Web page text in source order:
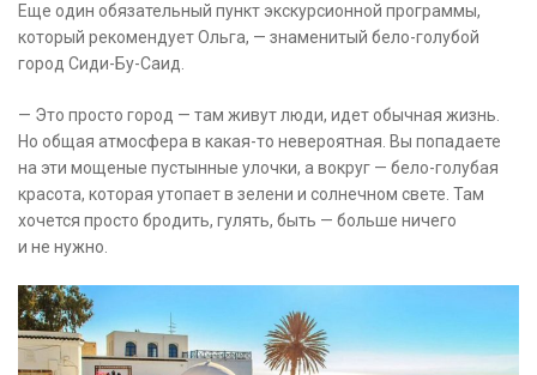
Еще один обязательный пункт экскурсионной программы,
который рекомендует Ольга, — знаменитый бело-голубой
город Сиди-Бу-Саид.
— Это просто город — там живут люди, идет обычная жизнь.
Но общая атмосфера в какая-то невероятная. Вы попадаете
на эти мощеные пустынные улочки, а вокруг — бело-голубая
красота, которая утопает в зелени и солнечном свете. Там
хочется просто бродить, гулять, быть — больше ничего
и не нужно.